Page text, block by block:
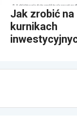
Jak zrobić na
kurnikach